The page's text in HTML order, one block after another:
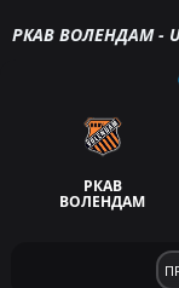
РКАВ ВОЛЕНДАМ -
РКАВ
ВОЛЕНДАМ